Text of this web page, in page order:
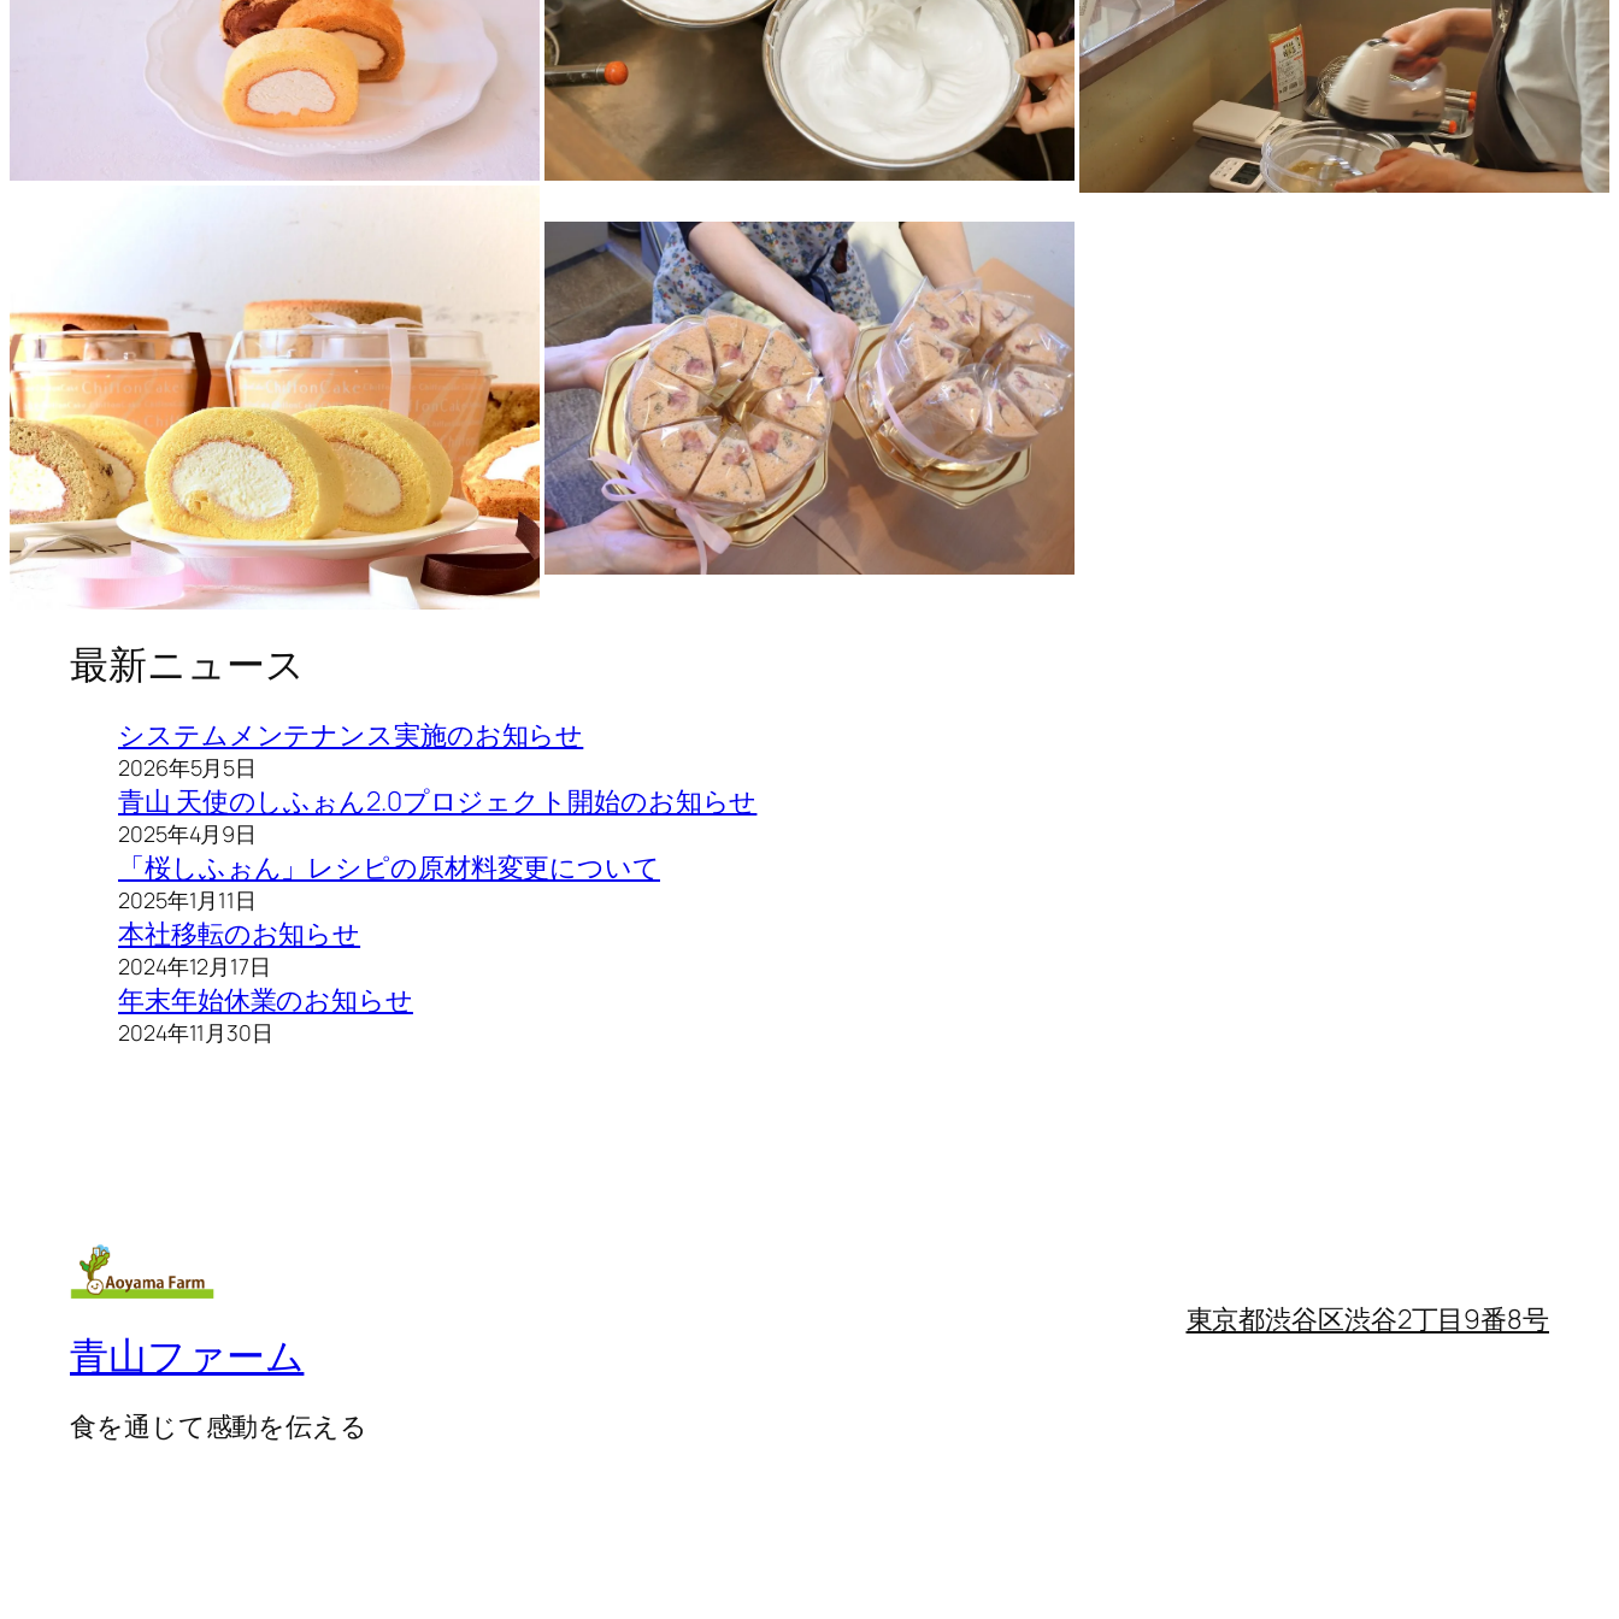
最新ニュース
システムメンテナンス実施のお知らせ
2026年5月5日
青山 天使のしふぉん2.0プロジェクト開始のお知らせ
2025年4月9日
「桜しふぉん」レシピの原材料変更について
2025年1月11日
本社移転のお知らせ
2024年12月17日
年末年始休業のお知らせ
2024年11月30日
青山ファーム
食を通じて感動を伝える
東京都渋谷区渋谷2丁目9番8号